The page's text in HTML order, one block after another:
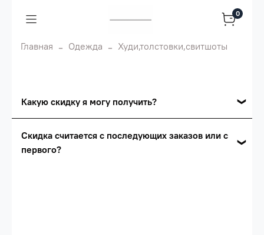
0
Главная Одежда Худи,толстовки,свитшоты
Какую скидку я могу получить?
Сумма скидки зависит от стоимости вашего
Скидка считается с последующих заказов или с
первого?